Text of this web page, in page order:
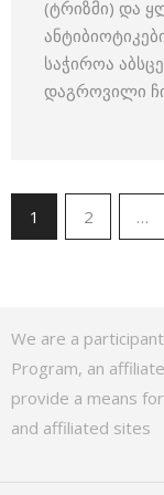
(ტრიზმი) და
საჭიროა
დაგროვილი
1 2 …
We are a
Program, an
provide a means
and affiliated sites